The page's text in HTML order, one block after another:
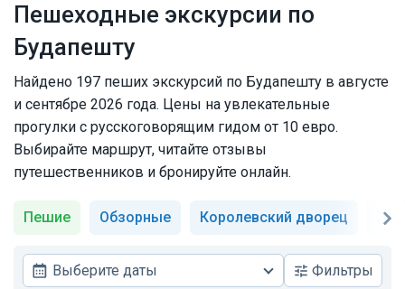
Пешеходные экскурсии по
Будапешту
Найдено 197 пеших экскурсий по Будапешту в августе
и сентябре 2026 года. Цены на увлекательные
прогулки с русскоговорящим гидом от 10 евро.
Выбирайте маршрут, читайте отзывы
путешественников и бронируйте онлайн.
Пешие Обзорные Королевский дворец
Выберите даты Фильтры